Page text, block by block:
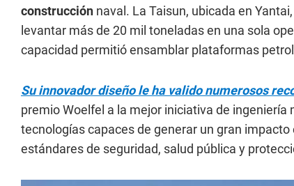
construcción naval. La Taisun, ubicada en
levantar más de 20 mil toneladas en una sola
capacidad permitió ensamblar plataformas
Su innovador diseño le ha valido numerosos
premio Woelfel a la mejor iniciativa de ingeniería
tecnologías capaces de generar un gran
estándares de seguridad, salud pública y